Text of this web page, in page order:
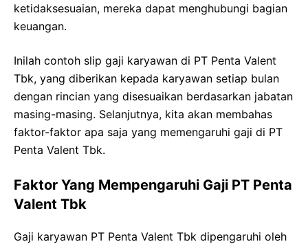
ketidaksesuaian, mereka dapat menghubungi bagian
keuangan.
Inilah contoh slip gaji karyawan di PT Penta Valent
Tbk, yang diberikan kepada karyawan setiap bulan
dengan rincian yang disesuaikan berdasarkan jabatan
masing-masing. Selanjutnya, kita akan membahas
faktor-faktor apa saja yang memengaruhi gaji di PT
Penta Valent Tbk.
Faktor Yang Mempengaruhi Gaji PT Penta
Valent Tbk
Gaji karyawan PT Penta Valent Tbk dipengaruhi oleh